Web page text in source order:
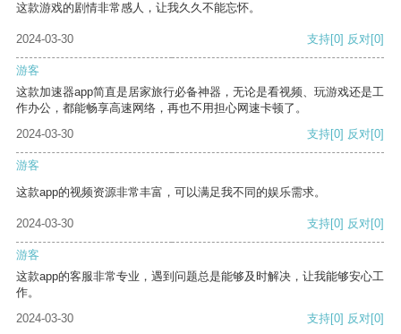
这款游戏的剧情非常感人，让我久久不能忘怀。
2024-03-30 支持[0] 反对[0]
游客
这款加速器app简直是居家旅行必备神器，无论是看视频、玩游戏还是工
作办公，都能畅享高速网络，再也不用担心网速卡顿了。
2024-03-30
支持[0] 反对[0]
游客
这款app的视频资源非常丰富，可以满足我不同的娱乐需求。
2024-03-30 支持[0] 反对[0]
游客
这款app的客服非常专业，遇到问题总是能够及时解决，让我能够安心工
作。
2024-03-30
支持[0] 反对[0]